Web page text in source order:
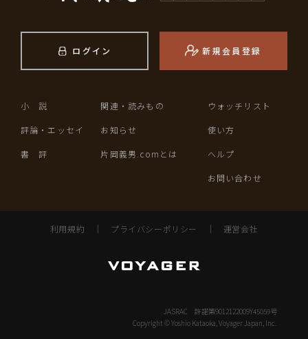
ログイン 新規会員登録
小 説
評論・エッセイ
書 評
関連・読みもの
お知らせ
片岡義男.comとは
ウォッチリスト
使い方
ヘルプ
お問い合わせ
利用規約 ｜ プライバシーポリシー ｜ 運営会社
JASRAC 許諾第9012122009Y45059号
Copyright © Yoshio Kataoka, Voyager Japan, Inc.